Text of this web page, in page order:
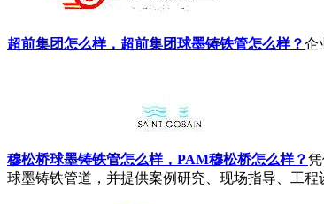
超前集团怎么样，超前集团球墨铸铁管怎么样？企
穆松桥球墨铸铁管怎么样，PAM穆松桥怎么样？
球墨铸铁管道，并提供案例研究、现场指导、工程